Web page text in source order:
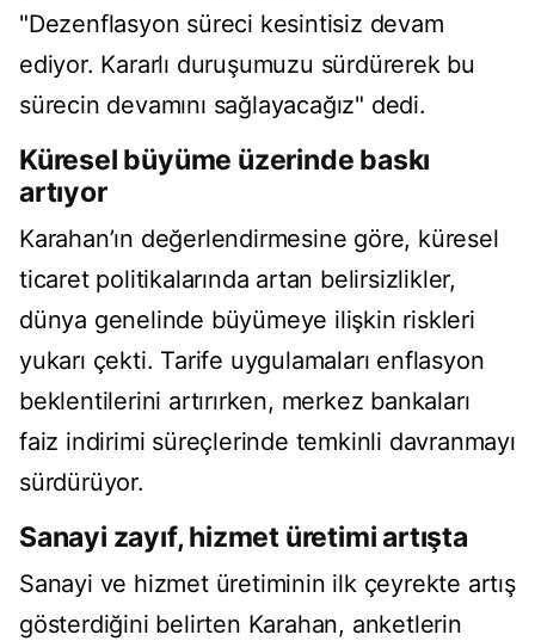
"Dezenflasyon süreci kesintisiz devam
ediyor. Kararlı duruşumuzu sürdürerek bu
sürecin devamını sağlayacağız" dedi.
Küresel büyüme üzerinde baskı
artıyor
Karahan’ın değerlendirmesine göre, küresel
ticaret politikalarında artan belirsizlikler,
dünya genelinde büyümeye ilişkin riskleri
yukarı çekti. Tarife uygulamaları enflasyon
beklentilerini artırırken, merkez bankaları
faiz indirimi süreçlerinde temkinli davranmayı
sürdürüyor.
Sanayi zayıf, hizmet üretimi artışta
Sanayi ve hizmet üretiminin ilk çeyrekte artış
gösterdiğini belirten Karahan, anketlerin